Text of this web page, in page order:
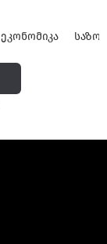
ᲔᲙᲝᲜᲝᲛᲘᲙᲐ